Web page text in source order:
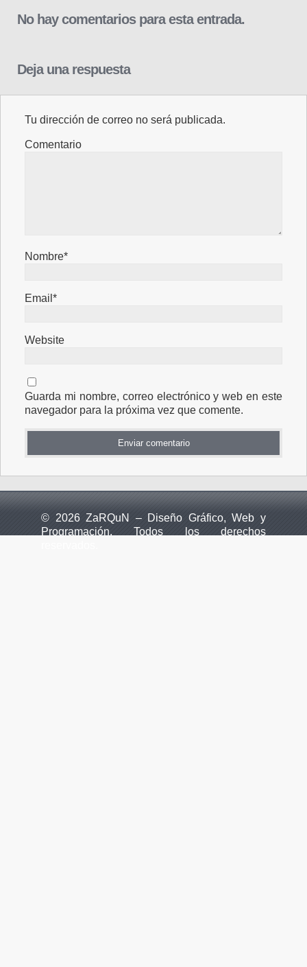
No hay comentarios para esta entrada.
Deja una respuesta
Tu dirección de correo no será publicada.
Comentario
Nombre*
Email*
Website
Guarda mi nombre, correo electrónico y web en este
navegador para la próxima vez que comente.
© 2026 ZaRQuN – Diseño Gráfico, Web y
Programación. Todos los derechos